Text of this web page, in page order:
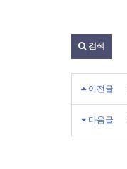
검색
이전글
다음글